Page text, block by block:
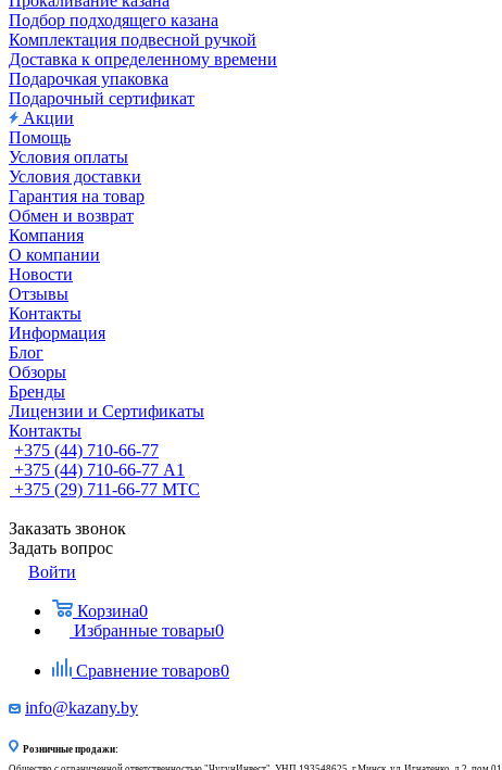
Подбор подходящего казана
Комплектация подвесной ручкой
Доставка к определенному времени
Подарочкая упаковка
Подарочный сертификат
Акции
Помощь
Условия оплаты
Условия доставки
Гарантия на товар
Обмен и возврат
Компания
О компании
Новости
Отзывы
Контакты
Информация
Блог
Обзоры
Бренды
Лицензии и Сертификаты
Контакты
+375 (44) 710-66-77
+375 (44) 710-66-77 А1
+375 (29) 711-66-77 МТС
Заказать звонок
Задать вопрос
Войти
Корзина0
Избранные товары0
Сравнение товаров0
info@kazany.by
Розничные продажи: